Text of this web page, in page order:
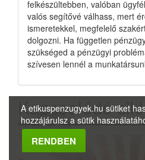
felkészültebben, valóban
valós segítővé válhass, mert
ismeretekkel, megfelelő
dolgozni. Ha független
szükséged a pénzügyi
szívesen lennél a
Kapcsolódó
A etikuspenzugyek.hu sütiket
hozzájárulsz a sütik
RENDBEN